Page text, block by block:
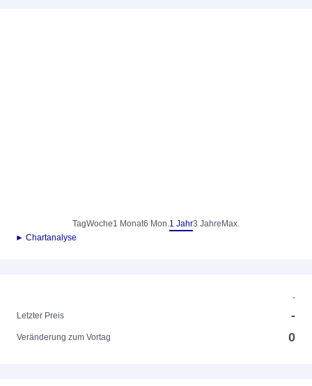
TagWoche1 Monat6 Mon.1 Jahr3 Jahre Max.
► Chartanalyse
-
Letzter Preis
-
Veränderung zum Vortag 0